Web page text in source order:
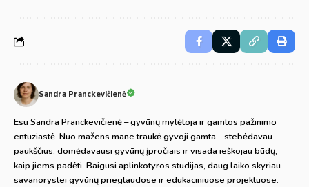
Sandra Pranckevičienė
Esu Sandra Pranckevičienė – gyvūnų mylėtoja ir gamtos pažinimo
entuziastė. Nuo mažens mane traukė gyvoji gamta – stebėdavau
paukščius, domėdavausi gyvūnų įpročiais ir visada ieškojau būdų,
kaip jiems padėti. Baigusi aplinkotyros studijas, daug laiko skyriau
savanorystei gyvūnų prieglaudose ir edukaciniuose projektuose.